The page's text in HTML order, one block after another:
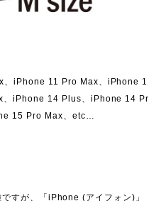
iPhone 11 Pro Max、iPhone 1
iPhone 14 Plus、iPhone 14 Pr
15 Pro Max、etc…
すが、「iPhone (アイフォン)」